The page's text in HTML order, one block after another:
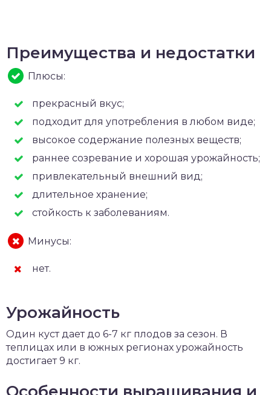
Преимущества и недостатки
Плюсы:
прекрасный вкус;
подходит для употребления в любом виде;
высокое содержание полезных веществ;
раннее созревание и хорошая урожайность;
привлекательный внешний вид;
длительное хранение;
стойкость к заболеваниям.
Минусы:
нет.
Урожайность
Один куст дает до 6-7 кг плодов за сезон. В
теплицах или в южных регионах урожайность
достигает 9 кг.